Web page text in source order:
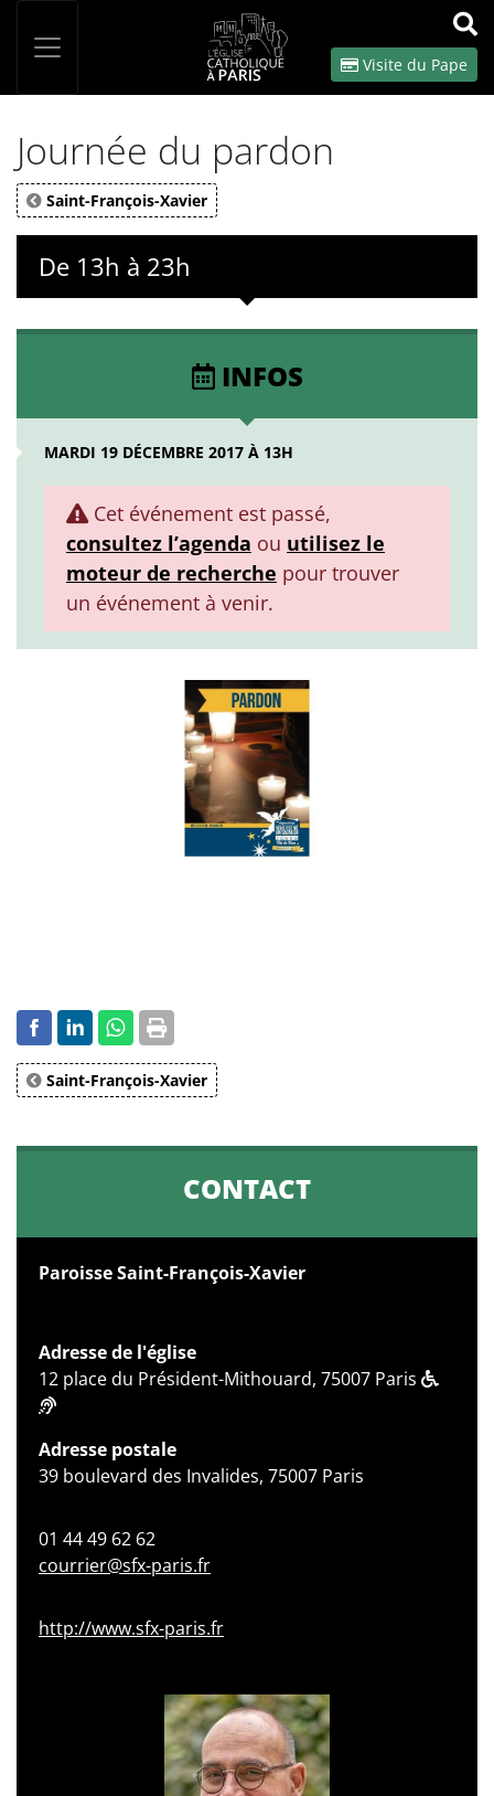
OK
Visite du Pape
Journée du pardon
Saint-François-Xavier
De 13h à 23h
INFOS
MARDI 19 DÉCEMBRE 2017 À 13H
Cet événement est passé,
consultez l’agenda ou utilisez le
moteur de recherche pour trouver
un événement à venir.
Saint-François-Xavier
CONTACT
Paroisse Saint-François-Xavier
Adresse de l'église
12 place du Président-Mithouard, 75007 Paris
Adresse postale
39 boulevard des Invalides, 75007 Paris
01 44 49 62 62
courrier@sfx-paris.fr
http://www.sfx-paris.fr
Panneau de gestion des cookies